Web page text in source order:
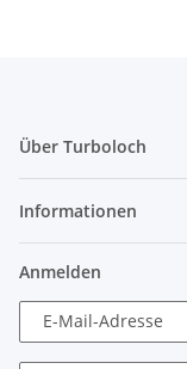
Über Turboloch
Informationen
Anmelden
E-Mail-Adresse